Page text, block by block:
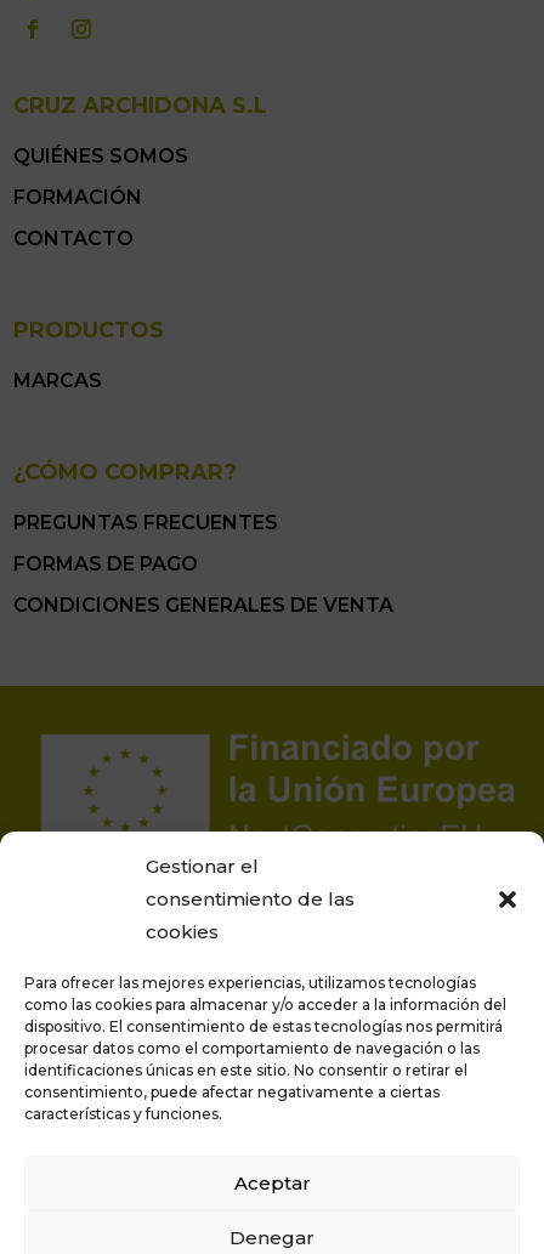
Gestionar el
consentimiento de las
cookies
Para ofrecer las mejores experiencias, utilizamos tecnologías
como las cookies para almacenar y/o acceder a la información del
dispositivo. El consentimiento de estas tecnologías nos permitirá
procesar datos como el comportamiento de navegación o las
identificaciones únicas en este sitio. No consentir o retirar el
consentimiento, puede afectar negativamente a ciertas
características y funciones.
Aceptar
Denegar
CRUZ ARCHIDONA S.L
QUIÉNES SOMOS
FORMACIÓN
CONTACTO
PRODUCTOS
MARCAS
¿CÓMO COMPRAR?
PREGUNTAS FRECUENTES
FORMAS DE PAGO
CONDICIONES GENERALES DE VENTA
Proyecto financiado por la Unión Europea –
NextGenerationEU
Privacidad
Política de cookies